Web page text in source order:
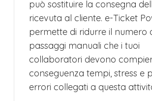
può sostituire la consegna
ricevuta al cliente. e-Ticket
permette di ridurre il numero
passaggi manuali che i tuoi
collaboratori devono
conseguenza tempi, stress e
errori collegati a questa